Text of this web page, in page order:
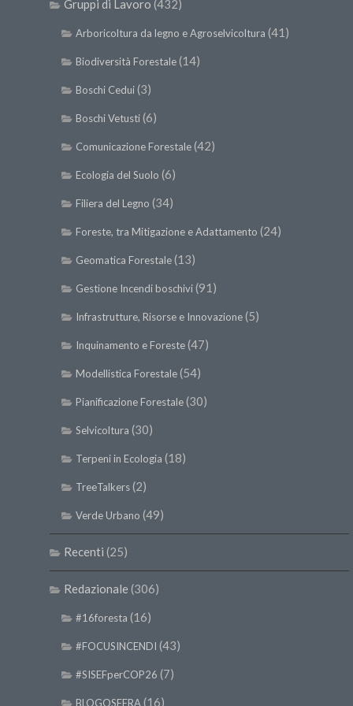
Gruppi di Lavoro (432)
Arboricoltura da legno e Agroselvicoltura (41)
Biodiversità Forestale(14)
Boschi Cedui(3)
Boschi Vetusti(6)
Comunicazione Forestale(42)
Ecologia del Suolo (6)
Filiera del Legno (34)
Foreste, tra Mitigazione e Adattamento (24)
Geomatica Forestale(13)
Gestione Incendi boschivi(91)
Infrastrutture, Risorse e Innovazione(5)
Inquinamento e Foreste(47)
Modellistica Forestale(54)
Pianificazione Forestale(30)
Selvicoltura (30)
Terpeni in Ecologia (18)
TreeTalkers(2)
Verde Urbano (49)
Recenti (25)
Redazionale (306)
#16foresta (16)
#FOCUSINCENDI (43)
#SISEFperCOP26 (7)
BLOGOSFERA(16)